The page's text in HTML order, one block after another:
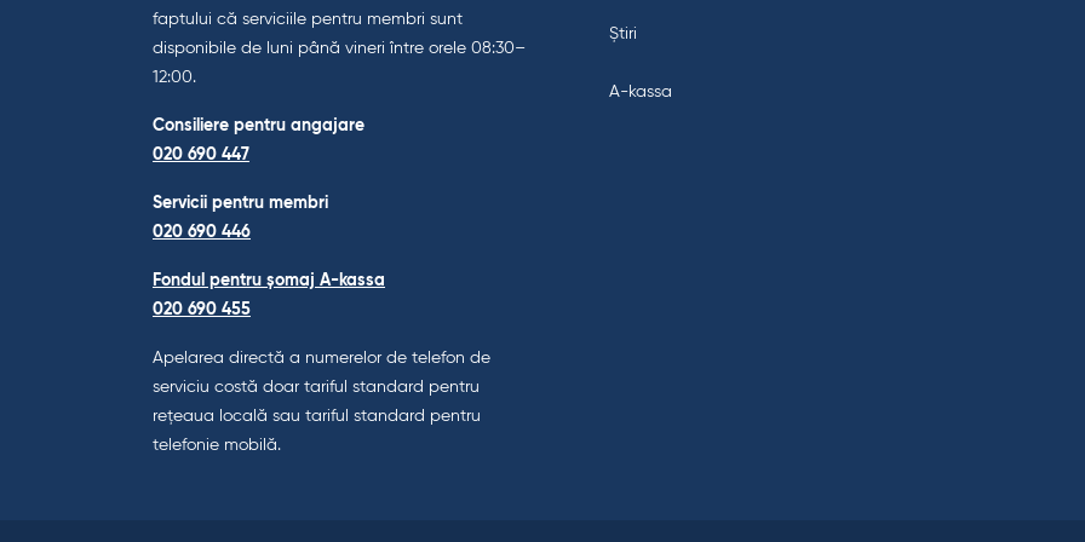
faptului că serviciile pentru membri sunt
disponibile de luni până vineri între orele 08:30–
12:00.
Consiliere pentru angajare
020 690 447
Servicii pentru membri
020 690 446
Fondul pentru șomaj A-kassa
020 690 455
Apelarea directă a numerelor de telefon de
serviciu costă doar tariful standard pentru
rețeaua locală sau tariful standard pentru
telefonie mobilă.
Știri
A-kassa